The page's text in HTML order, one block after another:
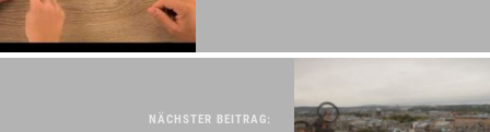
NÄCHSTER BEITRAG: